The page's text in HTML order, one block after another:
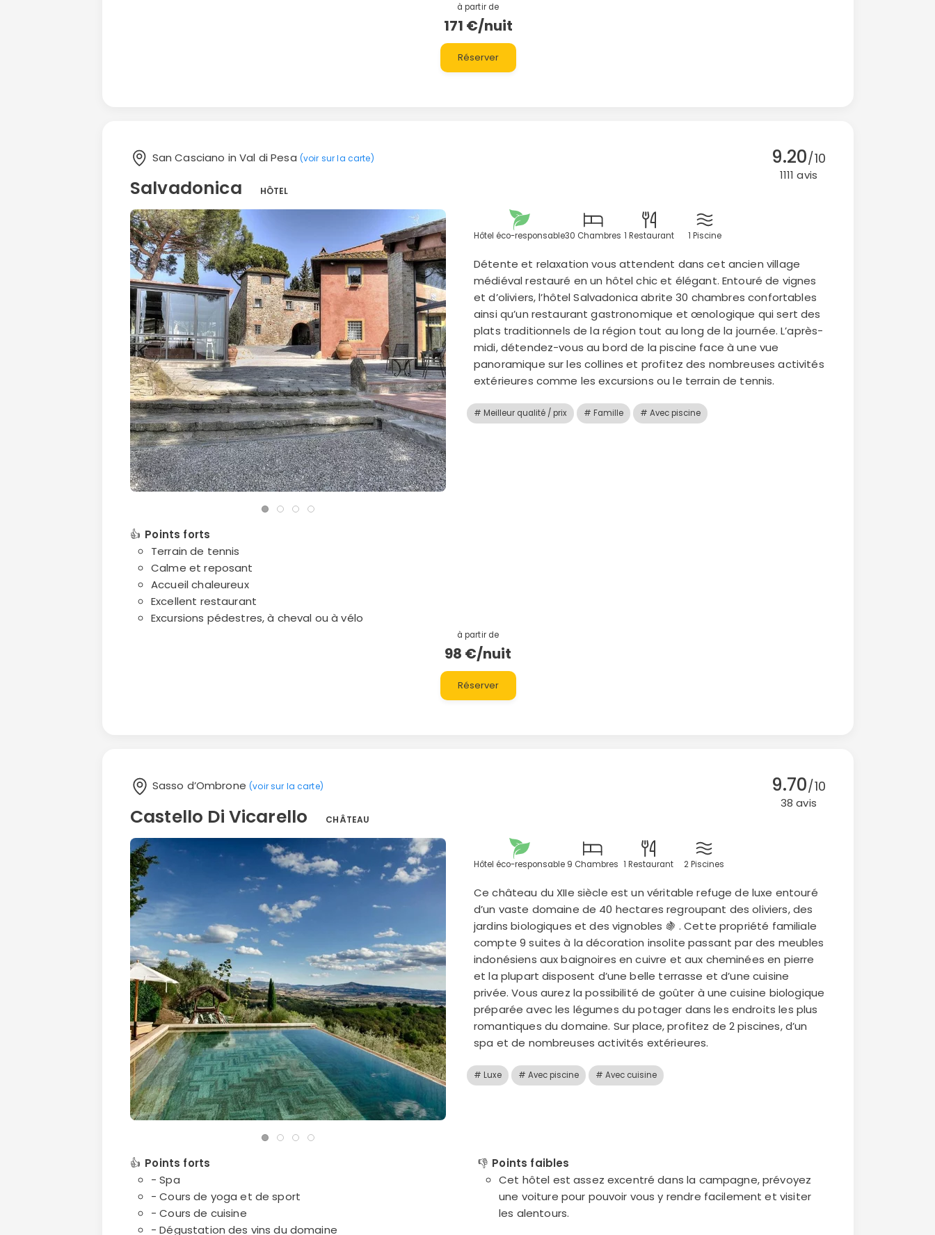
à partir de
171 €/nuit
Réserver
San Casciano in Val di Pesa (voir sur la carte)
Salvadonica HÔTEL
9.20/10
1111 avis
Hôtel éco-responsable30 Chambres 1 Restaurant 1 Piscine
Détente et relaxation vous attendent dans cet ancien village
médiéval restauré en un hôtel chic et élégant. Entouré de vignes
et d’oliviers, l’hôtel Salvadonica abrite 30 chambres confortables
ainsi qu’un restaurant gastronomique et œnologique qui sert des
plats traditionnels de la région tout au long de la journée. L’après-
midi, détendez-vous au bord de la piscine face à une vue
panoramique sur les collines et profitez des nombreuses activités
extérieures comme les excursions ou le terrain de tennis.
# Meilleur qualité / prix # Famille # Avec piscine
👍 Points forts
Terrain de tennis
Calme et reposant
Accueil chaleureux
Excellent restaurant
Excursions pédestres, à cheval ou à vélo
à partir de
98 €/nuit
Réserver
Sasso d’Ombrone(voir sur la carte)
Castello Di Vicarello CHÂTEAU
9.70/10
38 avis
Hôtel éco-responsable 9 Chambres 1 Restaurant 2 Piscines
Ce château du XIIe siècle est un véritable refuge de luxe entouré
d’un vaste domaine de 40 hectares regroupant des oliviers, des
jardins biologiques et des vignobles 🍇 . Cette propriété familiale
compte 9 suites à la décoration insolite passant par des meubles
indonésiens aux baignoires en cuivre et aux cheminées en pierre
et la plupart disposent d’une belle terrasse et d’une cuisine
privée. Vous aurez la possibilité de goûter à une cuisine biologique
préparée avec les légumes du potager dans les endroits les plus
romantiques du domaine. Sur place, profitez de 2 piscines, d’un
spa et de nombreuses activités extérieures.
# Luxe # Avec piscine # Avec cuisine
👍 Points forts
- Spa
- Cours de yoga et de sport
- Cours de cuisine
- Dégustation des vins du domaine
👎 Points faibles
Cet hôtel est assez excentré dans la campagne, prévoyez
une voiture pour pouvoir vous y rendre facilement et visiter
les alentours.
Continuer avec Apple
ou connectez-vous par mail